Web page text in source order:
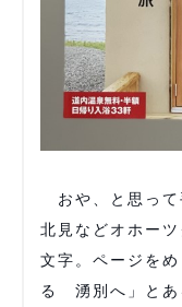
おや、と思って
北見などオホー
文字。ページを
る 湧別へ」とあ